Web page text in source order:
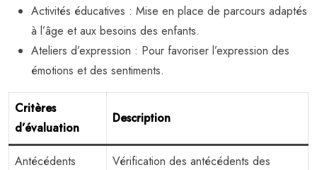
Activités éducatives : Mise en place de parcours adaptés
à l’âge et aux besoins des enfants.
Ateliers d’expression : Pour favoriser l’expression des
émotions et des sentiments.
Critères
d’évaluation
Description
Antécédents
Vérification des antécédents des